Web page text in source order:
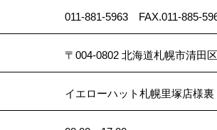
011-881-5963 FAX.011-885-
〒004-0802 北海道札幌市清田
イエローハット札幌里塚店様裏